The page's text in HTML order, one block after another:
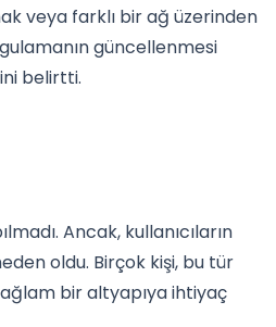
veya farklı bir ağ üzerinden
güncellenmesi
belirtti.
Ancak, kullanıcıların
oldu. Birçok kişi, bu tür
bir altyapıya ihtiyaç